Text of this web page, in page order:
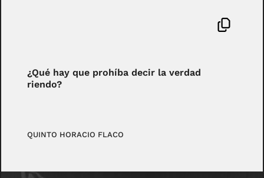
¿Qué hay que prohíba decir la verdad
riendo?
QUINTO HORACIO FLACO